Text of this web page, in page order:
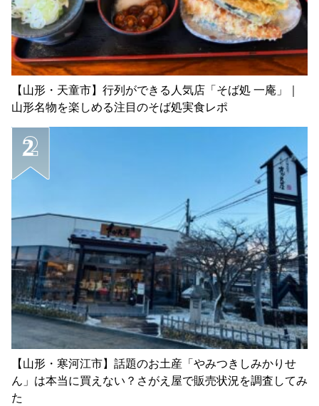
【山形・天童市】行列ができる人気店「そば処 一庵」｜
山形名物を楽しめる注目のそば処実食レポ
【山形・寒河江市】話題のお土産「やみつきしみかりせ
ん」は本当に買えない？さがえ屋で販売状況を調査してみ
た